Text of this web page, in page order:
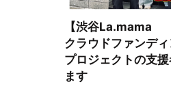
【渋谷La.mama
クラウドファンディ
プロジェクトの支
ます